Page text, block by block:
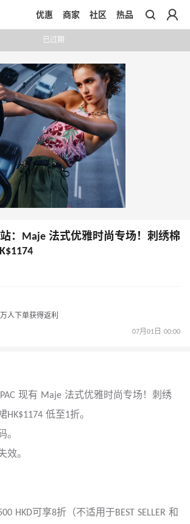
优惠 商家 社区 热品
已过期
站：Maje 法式优雅时尚专场！刺绣棉
万人下单获得返利
07月01日 00:00
APAC 现有 Maje 法式优雅时尚专场！刺绣
低至1折。
。
效。
HKD可享8折（不适用于BEST SELLER 和